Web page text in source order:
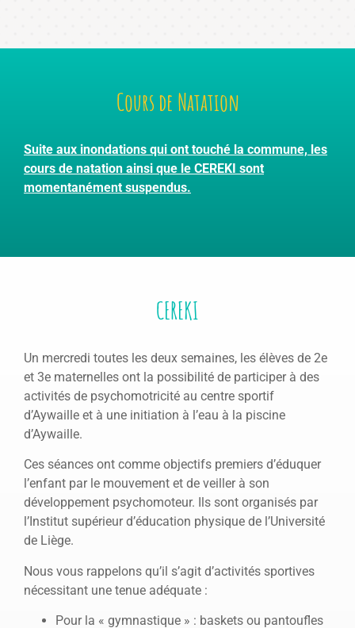
Cours de Natation
Suite aux inondations qui ont touché la commune, les
cours de natation ainsi que le CEREKI sont
momentanément suspendus.
CEREKI
Un mercredi toutes les deux semaines, les élèves de 2e
et 3e maternelles ont la possibilité de participer à des
activités de psychomotricité au centre sportif
d’Aywaille et à une initiation à l’eau à la piscine
d’Aywaille.
Ces séances ont comme objectifs premiers d’éduquer
l’enfant par le mouvement et de veiller à son
développement psychomoteur. Ils sont organisés par
l’Institut supérieur d’éducation physique de l’Université
de Liège.
Nous vous rappelons qu’il s’agit d’activités sportives
nécessitant une tenue adéquate :
Pour la « gymnastique » : baskets ou pantoufles